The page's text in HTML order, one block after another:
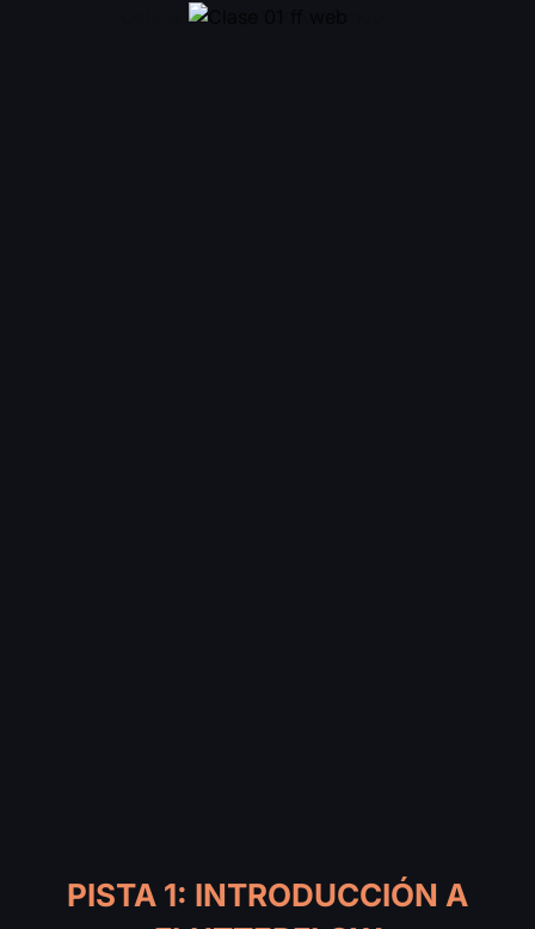
PISTA 1: INTRODUCCIÓN A